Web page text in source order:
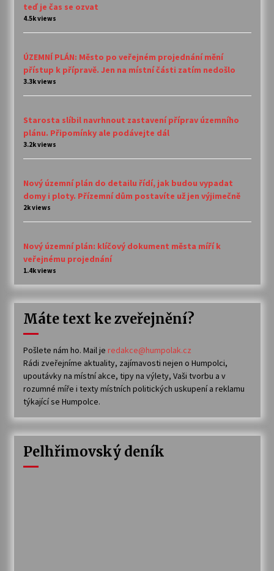
teď je čas se ozvat
4.5k views
ÚZEMNÍ PLÁN: Město po veřejném projednání mění
přístup k přípravě. Jen na místní části zatím nedošlo
3.3k views
Starosta slíbil navrhnout zastavení příprav územního
plánu. Připomínky ale podávejte dál
3.2k views
Nový územní plán do detailu řídí, jak budou vypadat
domy i ploty. Přízemní dům postavíte už jen výjimečně
2k views
Nový územní plán: klíčový dokument města míří k
veřejnému projednání
1.4k views
Máte text ke zveřejnění?
Pošlete nám ho. Mail je redakce@humpolak.cz
Rádi zveřejníme aktuality, zajímavosti nejen o Humpolci,
upoutávky na místní akce, tipy na výlety, Vaši tvorbu a v
rozumné míře i texty místních politických uskupení a reklamu
týkající se Humpolce.
Pelhřimovský deník